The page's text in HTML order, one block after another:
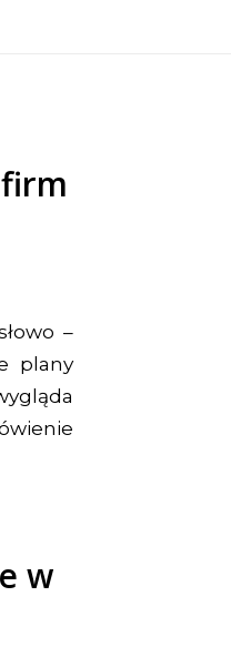
–
plany
w